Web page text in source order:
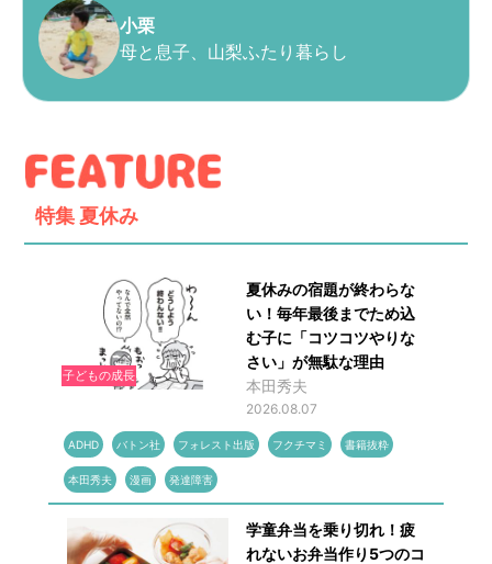
小栗
母と息子、山梨ふたり暮らし
特集 夏休み
子どもの成長
夏休みの宿題が終わらな
い！毎年最後までため込
む子に「コツコツやりな
さい」が無駄な理由
本田秀夫
2026.08.07
ADHD バトン社 フォレスト出版 フクチマミ 書籍抜粋
本田秀夫 漫画 発達障害
学童弁当を乗り切れ！疲
れないお弁当作り5つのコ